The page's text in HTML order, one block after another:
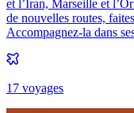
et l’Iran, Marseille et
de nouvelles routes,
Accompagnez-la dans
17 voyages